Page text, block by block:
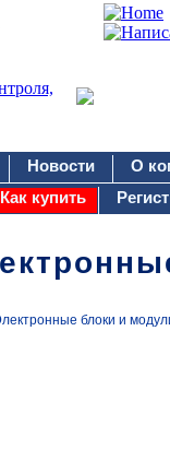
Новости
О
Как купить